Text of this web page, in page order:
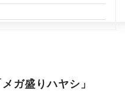
ガ盛りハヤシ」